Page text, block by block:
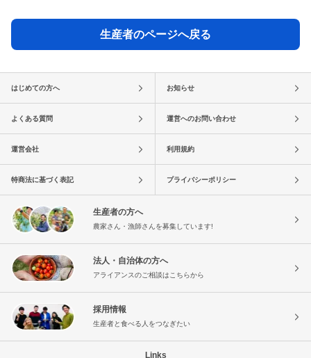
生産者のページへ戻る
はじめての方へ お知らせ
よくある質問 運営へのお問い合わせ
運営会社 利用規約
特商法に基づく表記 プライバシーポリシー
生産者の方へ
農家さん・漁師さんを募集しています!
法人・自治体の方へ
アライアンスのご相談はこちらから
採用情報
生産者と食べる人をつなぎたい
Links